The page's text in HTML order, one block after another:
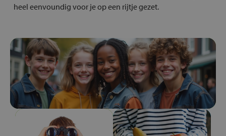
heel eenvoundig voor je op een rijtje gezet.